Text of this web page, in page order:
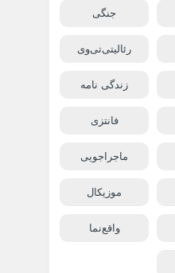
جنگی
رئالیتی‌تی‌وی
زندگی نامه
فانتزی
ماجراجویی
موزیکال
واقع‌نما